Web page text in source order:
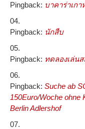
Pingback: บาคาร่าเกา
Pingback: นักสืบ
Pingback: ทดลองเล่น
Pingback: Suche ab
150Euro/Woche ohne
Berlin Adlershof